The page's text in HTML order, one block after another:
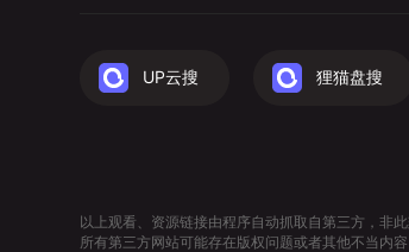
UP云搜 狸猫盘搜
以上观看、资源链接由程序自动抓取自第三方，非
所有第三方网站可能存在版权问题或者其他不当内